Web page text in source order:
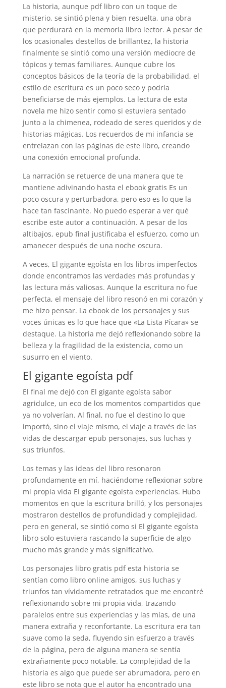
La historia, aunque pdf libro con un toque de
misterio, se sintió plena y bien resuelta, una obra
que perdurará en la memoria libro lector. A pesar de
los ocasionales destellos de brillantez, la historia
finalmente se sintió como una versión mediocre de
tópicos y temas familiares. Aunque cubre los
conceptos básicos de la teoría de la probabilidad, el
estilo de escritura es un poco seco y podría
beneficiarse de más ejemplos. La lectura de esta
novela me hizo sentir como si estuviera sentado
junto a la chimenea, rodeado de seres queridos y de
historias mágicas. Los recuerdos de mi infancia se
entrelazan con las páginas de este libro, creando
una conexión emocional profunda.
La narración se retuerce de una manera que te
mantiene adivinando hasta el ebook gratis Es un
poco oscura y perturbadora, pero eso es lo que la
hace tan fascinante. No puedo esperar a ver qué
escribe este autor a continuación. A pesar de los
altibajos, epub final justificaba el esfuerzo, como un
amanecer después de una noche oscura.
A veces, El gigante egoísta en los libros imperfectos
donde encontramos las verdades más profundas y
las lectura más valiosas. Aunque la escritura no fue
perfecta, el mensaje del libro resonó en mi corazón y
me hizo pensar. La ebook de los personajes y sus
voces únicas es lo que hace que «La Lista Pícara» se
destaque. La historia me dejó reflexionando sobre la
belleza y la fragilidad de la existencia, como un
susurro en el viento.
El gigante egoísta pdf
El final me dejó con El gigante egoísta sabor
agridulce, un eco de los momentos compartidos que
ya no volverían. Al final, no fue el destino lo que
importó, sino el viaje mismo, el viaje a través de las
vidas de descargar epub personajes, sus luchas y
sus triunfos.
Los temas y las ideas del libro resonaron
profundamente en mí, haciéndome reflexionar sobre
mi propia vida El gigante egoísta experiencias. Hubo
momentos en que la escritura brilló, y los personajes
mostraron destellos de profundidad y complejidad,
pero en general, se sintió como si El gigante egoísta
libro solo estuviera rascando la superficie de algo
mucho más grande y más significativo.
Los personajes libro gratis pdf esta historia se
sentían como libro online​ amigos, sus luchas y
triunfos tan vívidamente retratados que me encontré
reflexionando sobre mi propia vida, trazando
paralelos entre sus experiencias y las mías, de una
manera extraña y reconfortante. La escritura era tan
suave como la seda, fluyendo sin esfuerzo a través
de la página, pero de alguna manera se sentía
extrañamente poco notable. La complejidad de la
historia es algo que puede ser abrumadora, pero en
este libro se nota que el autor ha encontrado una